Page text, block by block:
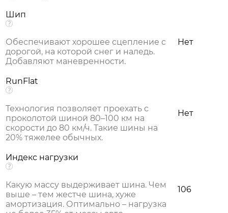
Шип
Обеспечивают хорошее сцепление с
дорогой, на которой снег и наледь.
Добавляют маневренности.
Нет
RunFlat
Технология позволяет проехать с
проколотой шиной 80–100 км на
скорости до 80 км/ч. Такие шины на
20% тяжелее обычных.
Нет
Индекс нагрузки
Какую массу выдерживает шина. Чем
выше – тем жестче шина, хуже
амортизация. Оптимально – нагрузка
106